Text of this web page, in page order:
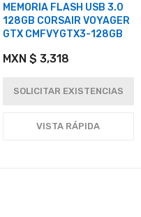
MEMORIA FLASH USB 3.0
128GB CORSAIR VOYAGER
GTX CMFVYGTX3-128GB
MXN $ 3,318
SOLICITAR EXISTENCIAS
VISTA RÁPIDA